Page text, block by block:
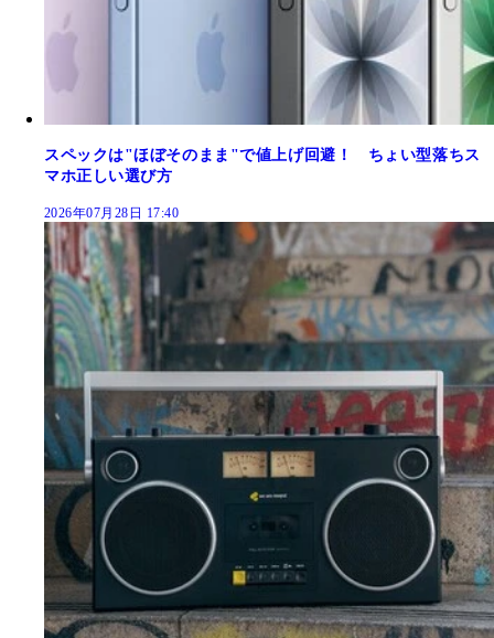
スペックは"ほぼそのまま"で値上げ回避！ ちょい型落ちス
マホ正しい選び方
2026年07月28日 17:40